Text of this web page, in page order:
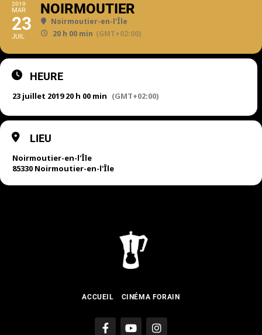
2019
MAR
23
JUIL
NOIRMOUTIER
Noirmoutier-en-l'Île
20 h 00 min (GMT+02:00)
HEURE
23 juillet 2019 20 h 00 min (GMT+02:00)
LIEU
Noirmoutier-en-l'Île
85330 Noirmoutier-en-l'Île
ACCUEIL CINÉMA FORAIN